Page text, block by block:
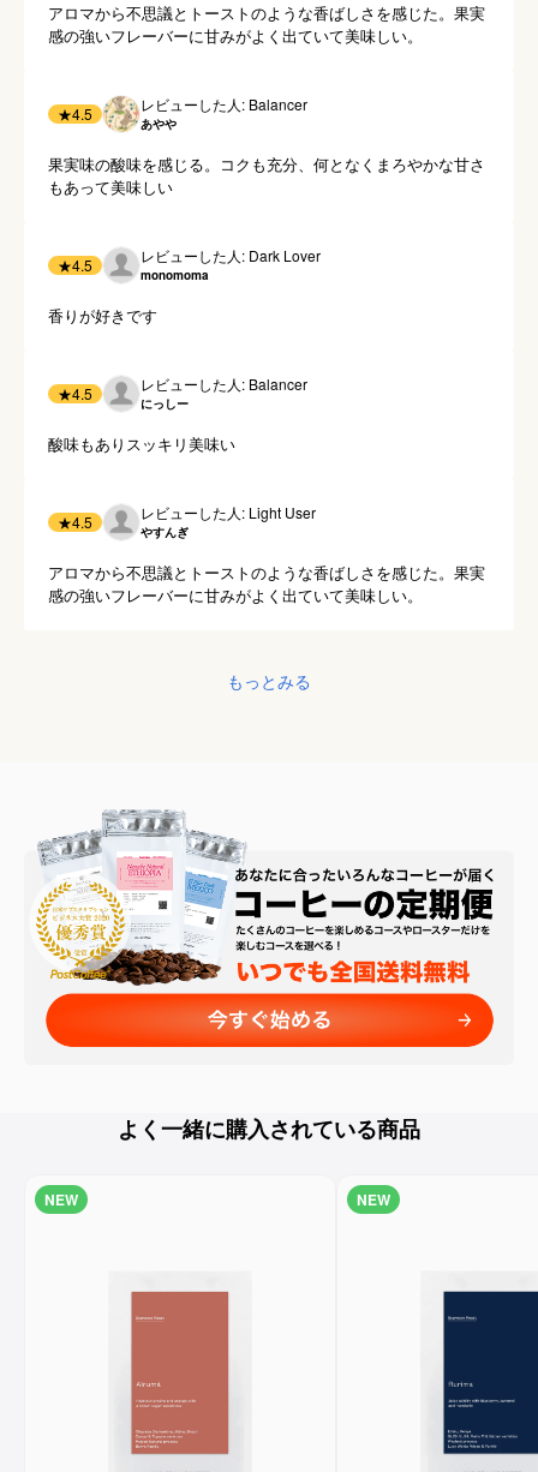
アロマから不思議とトーストのような香ばしさを感じた。果実
感の強いフレーバーに甘みがよく出ていて美味しい。
★4.5 レビューした人: Balancer
あやや
果実味の酸味を感じる。コクも充分、何となくまろやかな甘さ
もあって美味しい
★4.5 レビューした人: Dark Lover
monomoma
香りが好きです
★4.5 レビューした人: Balancer
にっしー
酸味もありスッキリ美味い
★4.5 レビューした人: Light User
やすんぎ
アロマから不思議とトーストのような香ばしさを感じた。果実
感の強いフレーバーに甘みがよく出ていて美味しい。
もっとみる
よく一緒に購入されている商品
NEW NEW